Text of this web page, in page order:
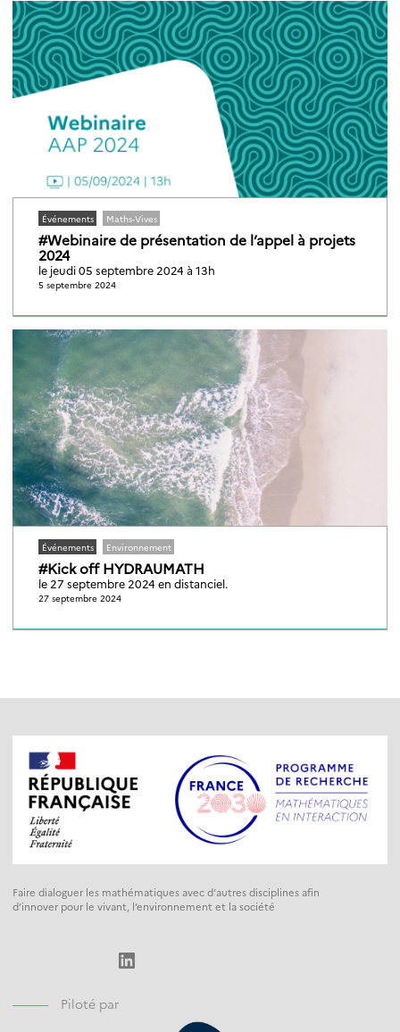
Événements Maths-Vives
#Webinaire de présentation de l’appel à projets
2024
le jeudi 05 septembre 2024 à 13h
5 septembre 2024
Événements Environnement
#Kick off HYDRAUMATH
le 27 septembre 2024 en distanciel.
27 septembre 2024
Faire dialoguer les mathématiques avec d’autres disciplines afin
d’innover pour le vivant, l’environnement et la société
LinkedIn
Piloté par